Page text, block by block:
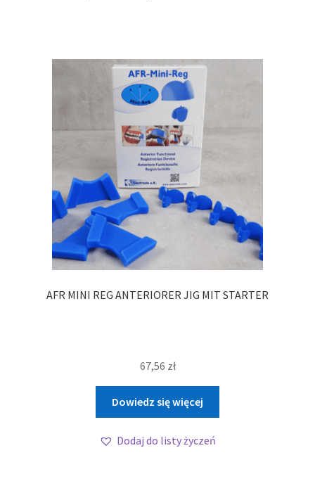
AFR MINI REG ANTERIORER JIG MIT STARTER
67,56 zł
Dowiedz się więcej
Dodaj do listy życzeń